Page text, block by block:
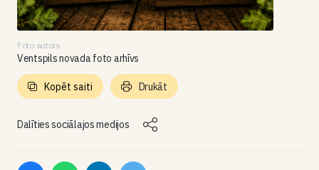
Foto autors
Ventspils novada foto arhīvs
Dalīties sociālajos medijos
Kopēt saiti Drukāt